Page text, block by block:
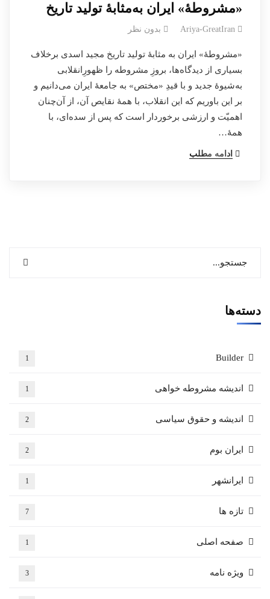
«مشروطهٔ»‌ ایران به‌مثابهٔ تولید تاریخ
Ariya-GreatIran بدون نظر
«مشروطهٔ»‌ ایران به‌ مثابهٔ تولید تاریخ مجید اسدی برخلاف
بسیاری از دیدگاه‌ها، بروزِ مشروطه را ظهورِانقلابی
به‌شیوهٔ جدید و با قیدِ «مختص» به جامعهٔ ایران می‌دانیم و
بر این باوریم که این انقلاب، با همهٔ نقایص آن، از آن‌چنان
اهمیّت و ارزشی برخوردار است که پس از سده‌ای، با
همهٔ…
ادامه مطلب
دسته‌ها
Builder
1
اندیشه مشروطه خواهی 1
اندیشه و حقوق سیاسی 2
ایران بوم 2
ایرانشهر 1
تازه ها 7
صفحه اصلی 1
ویژه نامه 3